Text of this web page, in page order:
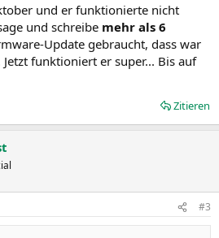
und er funktionierte nicht
und schreibe mehr als 6
Update gebraucht, dass war
Jetzt funktioniert er super... Bis auf
Zitieren
#3